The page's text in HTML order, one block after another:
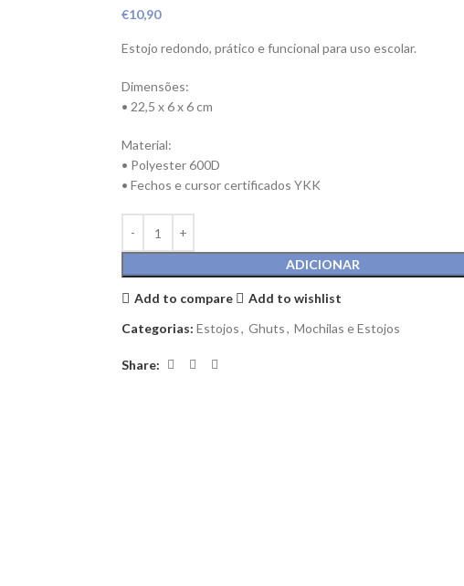
€10,90
Estojo redondo, prático e funcional para uso escolar.
Dimensões:
• 22,5 x 6 x 6 cm
Material:
• Polyester 600D
• Fechos e cursor certificados YKK
ADICIONAR
Add to compare
Add to wishlist
Categorias: Estojos , Ghuts , Mochilas e Estojos
Share: